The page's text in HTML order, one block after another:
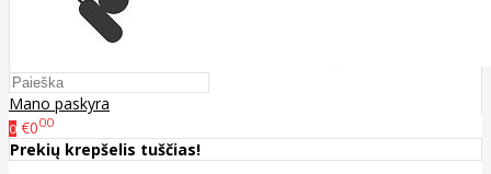
Mano paskyra
0 €000
Prekių krepšelis tuščias!